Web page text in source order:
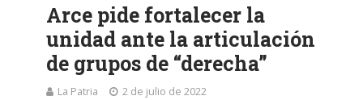
Arce pide fortalecer la
unidad ante la articulación
de grupos de “derecha”
La Patria 2 de julio de 2022